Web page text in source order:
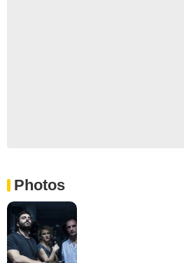
Photos